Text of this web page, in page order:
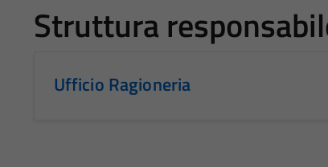
Struttura
Ufficio Ragioneria